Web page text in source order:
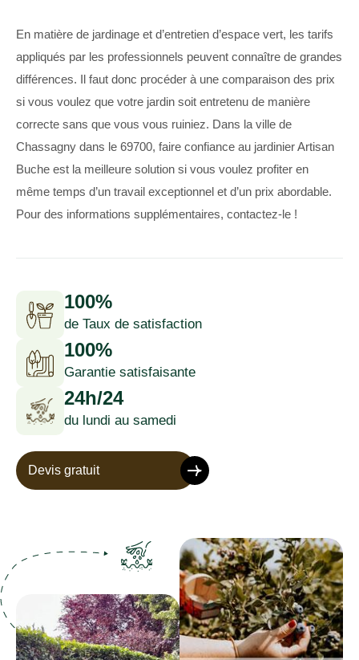
En matière de jardinage et d’entretien d’espace vert, les tarifs
appliqués par les professionnels peuvent connaître de grandes
différences. Il faut donc procéder à une comparaison des prix
si vous voulez que votre jardin soit entretenu de manière
correcte sans que vous vous ruiniez. Dans la ville de
Chassagny dans le 69700, faire confiance au jardinier Artisan
Buche est la meilleure solution si vous voulez profiter en
même temps d’un travail exceptionnel et d’un prix abordable.
Pour des informations supplémentaires, contactez-le !
100%
de Taux de satisfaction
100%
Garantie satisfaisante
24h/24
du lundi au samedi
Devis gratuit